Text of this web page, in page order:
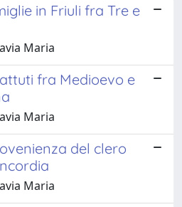
in Friuli fra Tre e
Maria
fra Medioevo e
Maria
del clero
Maria